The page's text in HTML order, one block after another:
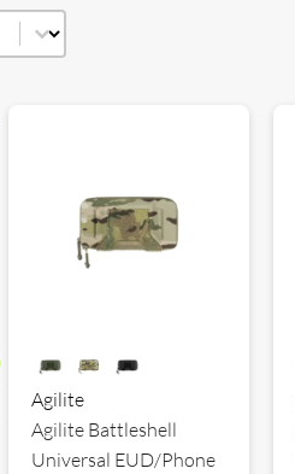
Agilite
Agilite Battleshell
Universal EUD/Phone